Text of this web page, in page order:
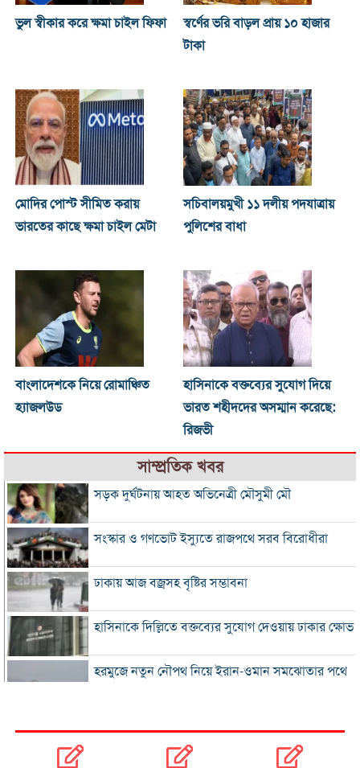
ভুল স্বীকার করে ক্ষমা চাইল ফিফা
স্বর্ণের ভরি বাড়ল প্রায় ১০ হাজার
টাকা
মোদির পোস্ট সীমিত করায়
ভারতের কাছে ক্ষমা চাইল মেটা
সচিবালয়মুখী ১১ দলীয় পদযাত্রায়
পুলিশের বাধা
বাংলাদেশকে নিয়ে রোমাঞ্চিত
হ্যাজলউড
হাসিনাকে বক্তব্যের সুযোগ দিয়ে
ভারত শহীদদের অসম্মান করেছে:
রিজভী
সাম্প্রতিক খবর
সড়ক দুর্ঘটনায় আহত অভিনেত্রী মৌসুমী মৌ
সংস্কার ও গণভোট ইস্যুতে রাজপথে সরব বিরোধীরা
ঢাকায় আজ বজ্রসহ বৃষ্টির সম্ভাবনা
হাসিনাকে দিল্লিতে বক্তব্যের সুযোগ দেওয়ায় ঢাকার ক্ষোভ
হরমুজে নতুন নৌপথ নিয়ে ইরান-ওমান সমঝোতার পথে
ভুল স্বীকার করে ক্ষমা চাইল ফিফা